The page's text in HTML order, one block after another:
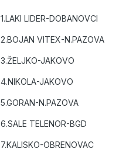
1.LAKI LIDER-DOBANOVCI
2.BOJAN VITEX-N.PAZOVA
3.ŽELJKO-JAKOVO
4.NIKOLA-JAKOVO
5.GORAN-N.PAZOVA
6.SALE TELENOR-BGD
7.KALISKO-OBRENOVAC